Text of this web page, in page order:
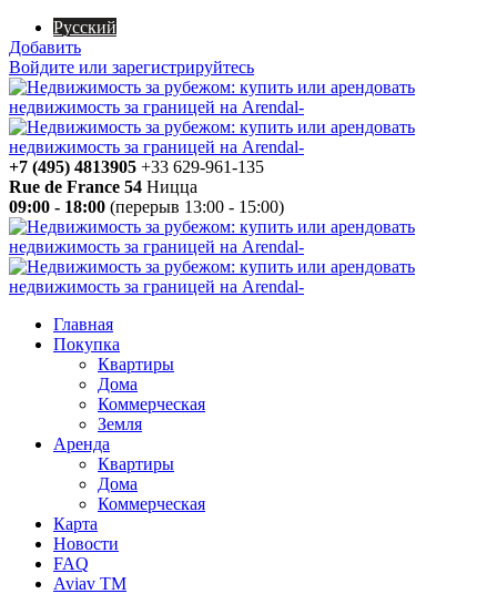
Русский
Добавить
Войдите или зарегистрируйтесь
+7 (495) 4813905 +33 629-961-135
Rue de France 54 Ницца
09:00 - 18:00 (перерыв 13:00 - 15:00)
Главная
Покупка
Квартиры
Дома
Коммерческая
Земля
Аренда
Квартиры
Дома
Коммерческая
Карта
Новости
FAQ
Aviav TM